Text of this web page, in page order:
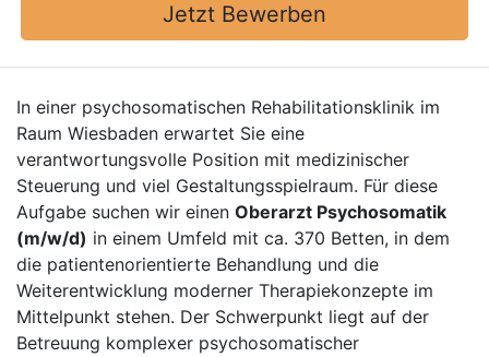
Jetzt Bewerben
In einer psychosomatischen Rehabilitationsklinik im
Raum Wiesbaden erwartet Sie eine
verantwortungsvolle Position mit medizinischer
Steuerung und viel Gestaltungsspielraum. Für diese
Aufgabe suchen wir einen Oberarzt Psychosomatik
(m/w/d) in einem Umfeld mit ca. 370 Betten, in dem
die patientenorientierte Behandlung und die
Weiterentwicklung moderner Therapiekonzepte im
Mittelpunkt stehen. Der Schwerpunkt liegt auf der
Betreuung komplexer psychosomatischer